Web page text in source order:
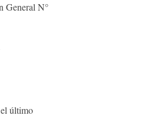
General N°
último